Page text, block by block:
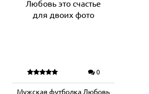
0
Мужская футболка Любовь